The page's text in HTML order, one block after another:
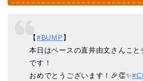
【#BUMP】
本日はベースの直井由文さんこと
です！
おめでとうございます！🎉👏✨